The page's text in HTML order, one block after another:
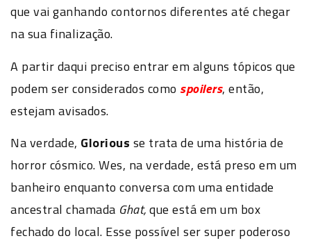
que vai ganhando contornos diferentes até chegar
na sua finalização.
A partir daqui preciso entrar em alguns tópicos que
podem ser considerados como spoilers, então,
estejam avisados.
Na verdade, Glorious se trata de uma história de
horror cósmico. Wes, na verdade, está preso em um
banheiro enquanto conversa com uma entidade
ancestral chamada Ghat,que está em um box
fechado do local. Esse possível ser super poderoso